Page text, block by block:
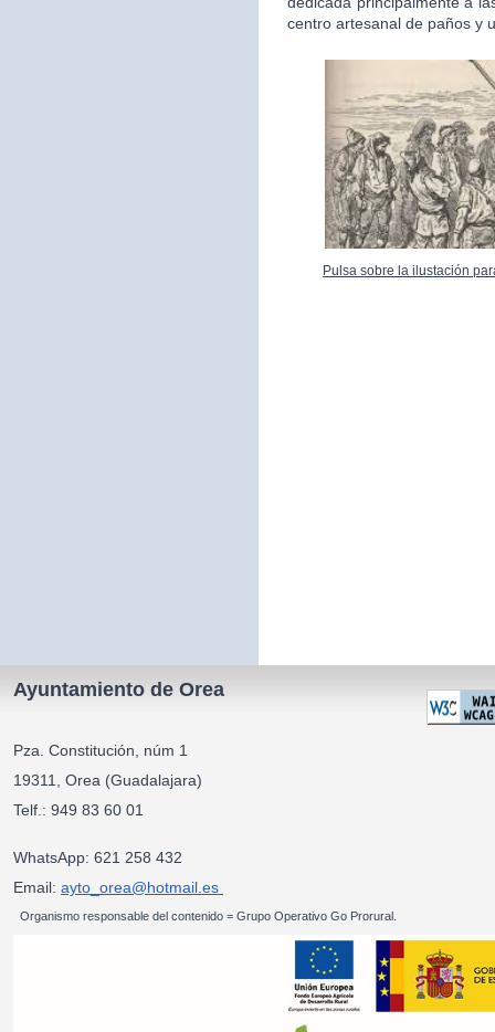
centro artesanal de paños y
Pulsa sobre la ilustación
Ayuntamiento de Orea
Pza. Constitución, núm 1
19311, Orea (Guadalajara)
Telf.: 949 83 60 01
WhatsApp: 621 258 432
Email: ayto_orea@hotmail.es
Organismo responsable del contenido = Grupo Operativo Go Prorural.